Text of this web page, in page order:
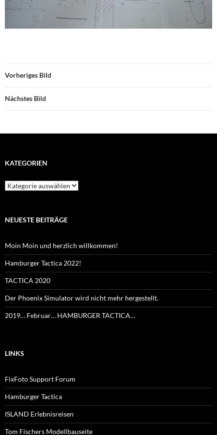
Vorheriges Bild
Nächstes Bild
KATEGORIEN
Kategorien
NEUESTE BEITRÄGE
Moin Moin und herzlich willkommen!
Hamburger Tactica 2022!
TACTICA 2020
Der Phoenix Simulator wird nicht mehr hergestellt.
2019… Februar… HAMBURGER TACTICA…
LINKS
FixFoto Support Forum
Hamburger Tactica
ISLAND Erlebnisreisen
Tom Fischers Modellbauseite